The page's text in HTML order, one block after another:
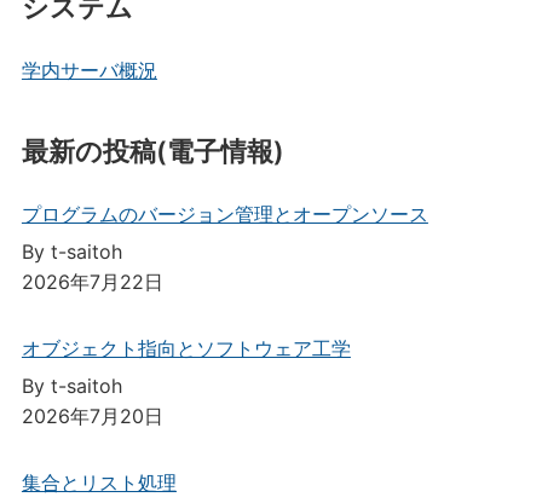
システム
学内サーバ概況
最新の投稿(電子情報)
プログラムのバージョン管理とオープンソース
By t-saitoh
2026年7月22日
オブジェクト指向とソフトウェア工学
By t-saitoh
2026年7月20日
集合とリスト処理